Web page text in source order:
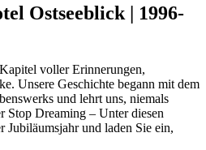
Ostseeblick | 1996-
voller Erinnerungen,
Unsere Geschichte begann mit dem
und lehrt uns, niemals
Stop Dreaming – Unter diesen
Jubiläumsjahr und laden Sie ein,